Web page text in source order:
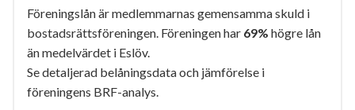
Föreningslån är medlemmarnas gemensamma skuld i
bostadsrättsföreningen. Föreningen har 69% högre lån
än medelvärdet i Eslöv.
Se detaljerad belåningsdata och jämförelse i
föreningens BRF-analys.